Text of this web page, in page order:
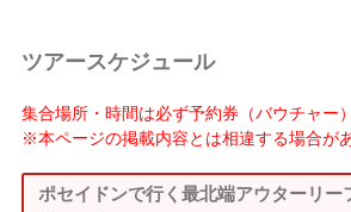
ツアースケジュール
集合場所・時間は必ず予約券（バウチャー
※本ページの掲載内容とは相違する場合が
ポセイドンで行く最北端アウターリー